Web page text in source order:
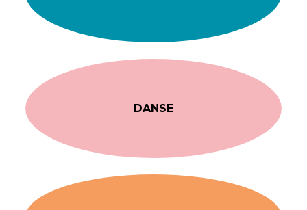
DANSE